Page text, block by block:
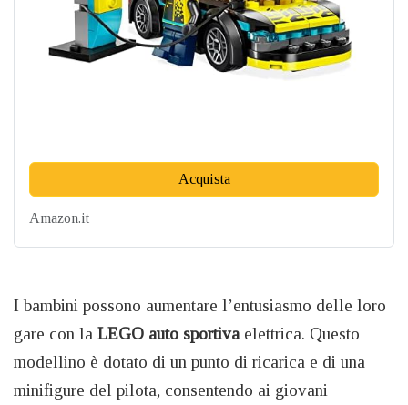
Acquista
Amazon.it
I bambini possono aumentare l’entusiasmo delle loro
gare con la LEGO auto sportivaelettrica. Questo
modellino è dotato di un punto di ricarica e di una
minifigure del pilota, consentendo ai giovani